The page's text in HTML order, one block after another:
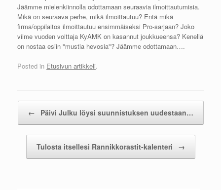
Jäämme mielenkiinnolla odottamaan seuraavia ilmoittautumisia.
Mikä on seuraava perhe, mikä ilmoittautuu? Entä mikä
firma/oppilaitos ilmoittautuu ensimmäiseksi Pro-sarjaan? Joko
viime vuoden voittaja KyAMK on kasannut joukkueensa? Kenellä
on nostaa esiin "mustia hevosia"? Jäämme odottamaan….
Posted in Etusivun artikkeli.
← Päivi Julku löysi suunnistuksen uudestaan…
Tulosta itsellesi Rannikkorastit-kalenteri →